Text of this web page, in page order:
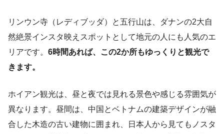
リンウン寺（レディブッダ）と五行山は、ダナンの2大自
然絶景インスタ映えスポットとして地元の人にも人気のエ
リアです。 6時間あれば、この2か所もゆっくりと観光で
きます。
ホイアン観光は、昼と夜では見れる景色や感じる雰囲気が
異なります。昼間は、中国とベトナムの建築デザインが融
合した木造の古い建物に囲まれ、日本人から見てもノスタ